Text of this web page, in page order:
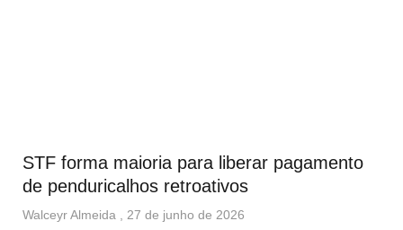
STF forma maioria para liberar pagamento
de penduricalhos retroativos
Walceyr Almeida 27 de junho de 2026